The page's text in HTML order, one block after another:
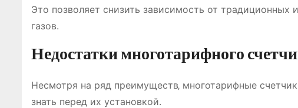
Это позволяет снизить зависимость от
газов.
Недостатки многотарифного
Несмотря на ряд преимуществ‚ многотарифные
знать перед их установкой.